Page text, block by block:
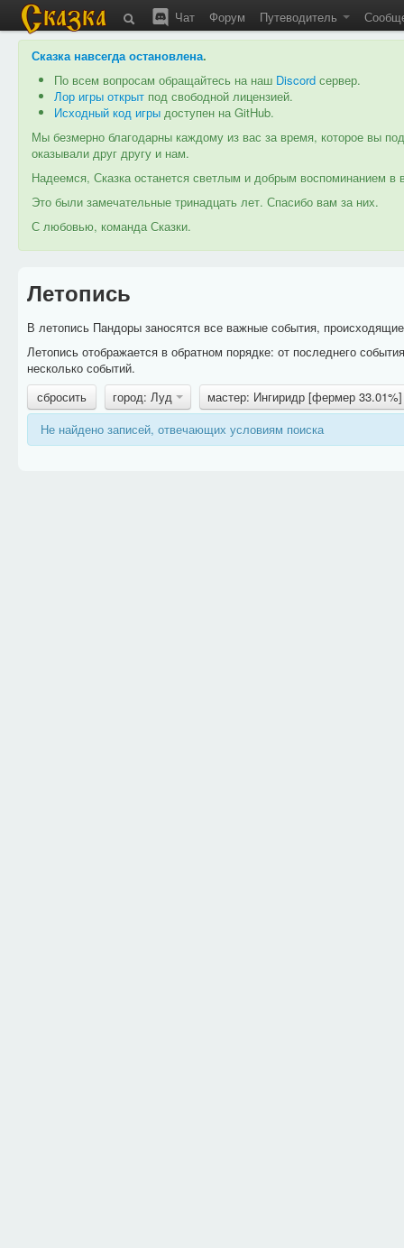
Чат Форум Путеводитель
Сказка навсегда остановлена.
По всем вопросам обращайтесь на наш Discord сервер.
Лор игры открыт под свободной лицензией.
Исходный код игры доступен на GitHub.
Мы безмерно благодарны каждому из вас за время, которое вы
оказывали друг другу и нам.
Надеемся, Сказка останется светлым и добрым воспоминанием
Это были замечательные тринадцать лет. Спасибо вам за них.
С любовью, команда Сказки.
Летопись
В летопись Пандоры заносятся все важные события,
Летопись отображается в обратном порядке: от последнего
несколько событий.
сбросить
город: Луд
мастер: Ингиридр [фермер
Не найдено записей, отвечающих условиям поиска